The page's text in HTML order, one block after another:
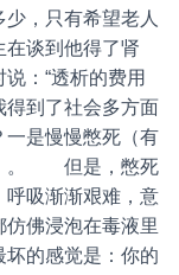
，只有希望老人
到他得了肾
：“透析的费用
得到了社会多方面
一是慢慢憋死（有
）。 但是，憋死
呼吸渐渐艰难，意
佛浸泡在毒液里
的感觉是：你的